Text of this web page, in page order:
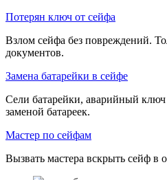
Потерян ключ от сейфа
Взлом сейфа без повреждений.
документов.
Замена батарейки в сейфе
Сели батарейки, аварийный
заменой батареек.
Мастер по сейфам
Вызвать мастера вскрыть сейф в